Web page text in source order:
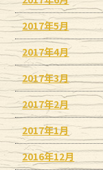
2017年5月
2017年4月
2017年3月
2017年2月
2017年1月
2016年12月